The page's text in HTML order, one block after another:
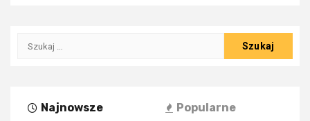
Szukaj:
Najnowsze Popularne